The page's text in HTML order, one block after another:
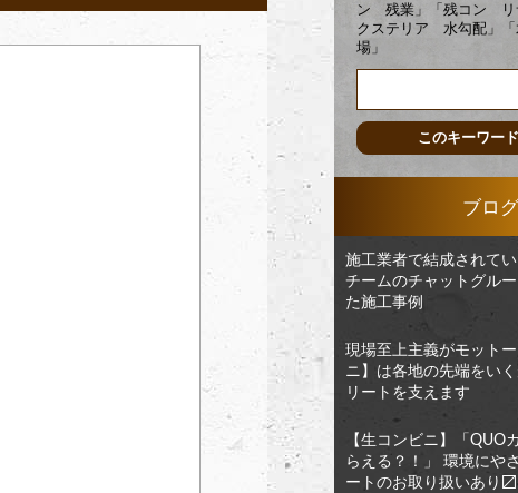
ン 残業」「残コン リ
クステリア 水勾配」
場」
ブログ
施工業者で結成されて
チームのチャットグル
た施工事例
現場至上主義がモット
ニ】は各地の先端をい
リートを支えます
【生コンビニ】「QUO
らえる？！」 環境にや
ートのお取り扱いあり〼